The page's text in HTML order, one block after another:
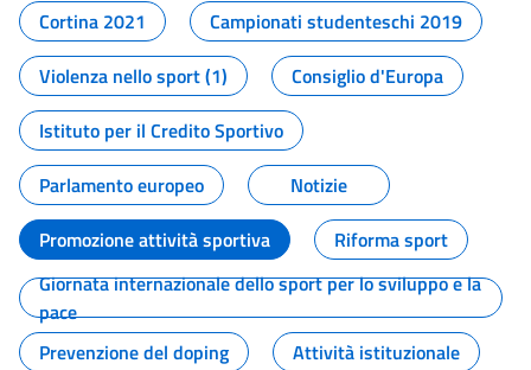
Cortina 2021
Campionati studenteschi 2019
Violenza nello sport (1)
Consiglio d'Europa
Istituto per il Credito Sportivo
Parlamento europeo
Notizie
Promozione attività sportiva
Riforma sport
Giornata internazionale dello sport per lo sviluppo e la
pace
Prevenzione del doping
Attività istituzionale